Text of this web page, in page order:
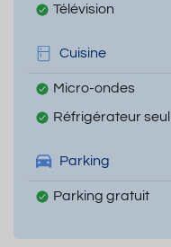
Télévision
Cuisine
Micro-ondes
Réfrigérateur seul
Parking
Parking gratuit